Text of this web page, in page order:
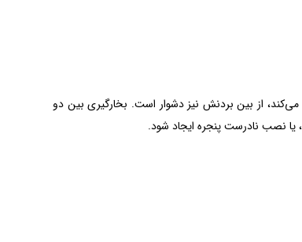
از بین بردنش نیز دشوار است. بخارگیری بین دو
نصب نادرست پنجره ایجاد شود.